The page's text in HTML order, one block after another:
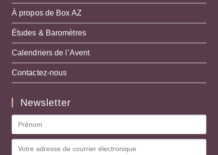
À propos de Box AZ
Études & Baromètres
Calendriers de l’Avent
Contactez-nous
Newsletter